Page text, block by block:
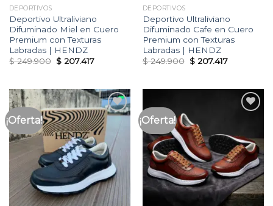
DEPORTIVOS
Deportivo Ultraliviano
Difuminado Miel en Cuero
Premium con Texturas
Labradas | HENDZ
$249.900 Original
price
$207.417Current
DEPORTIVOS
Deportivo Ultraliviano
Difuminado Cafe en Cuero
Premium con Texturas
Labradas | HENDZ
$249.900 Original
price
$207.417Current
¡Oferta!
Añadir
lista
de
deseos
¡Oferta!
lista
de
deseos